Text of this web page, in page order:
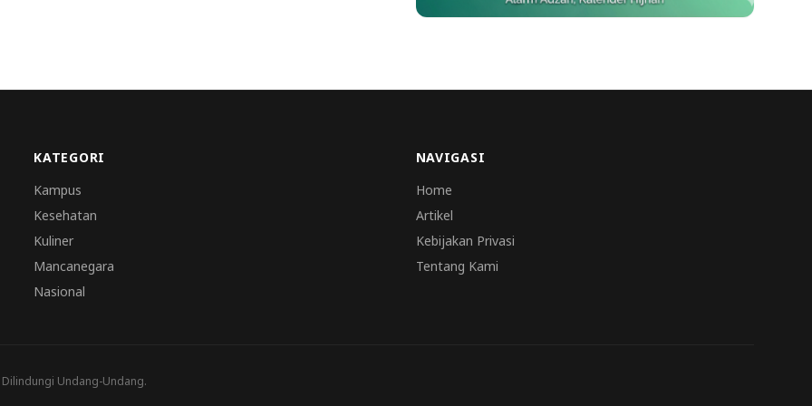
KATEGORI
Kampus
Kesehatan
Kuliner
Mancanegara
Nasional
NAVIGASI
Home
Artikel
Kebijakan Privasi
Tentang Kami
Undang-Undang.